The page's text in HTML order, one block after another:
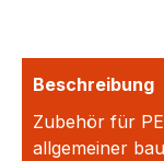
Beschreibung
Zubehör für
allgemeiner